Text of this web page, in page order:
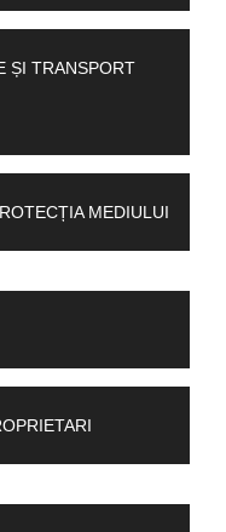
ȘI TRANSPORT
MEDIULUI